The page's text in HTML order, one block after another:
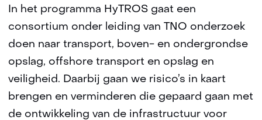
In het programma HyTROS gaat een
consortium onder leiding van TNO onderzoek
doen naar transport, boven- en ondergrondse
opslag, offshore transport en opslag en
veiligheid. Daarbij gaan we risico’s in kaart
brengen en verminderen die gepaard gaan met
de ontwikkeling van de infrastructuur voor